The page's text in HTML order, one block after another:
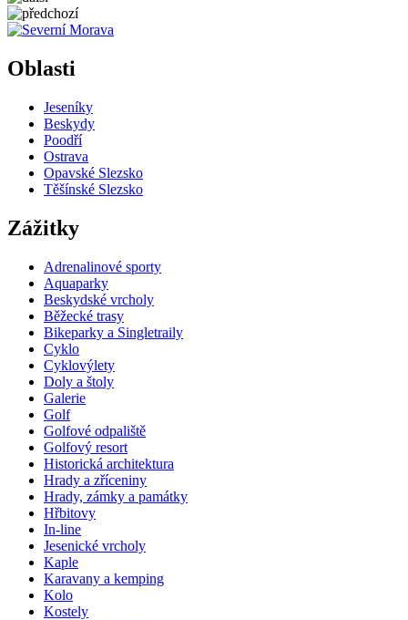
−
5 km
Oblasti
Jeseníky
Beskydy
Poodří
Ostrava
Opavské Slezsko
Těšínské Slezsko
Zážitky
Adrenalinové sporty
Aquaparky
Beskydské vrcholy
Běžecké trasy
Bikeparky a Singletraily
Cyklo
Cyklovýlety
Doly a štoly
Galerie
Golf
Golfové odpaliště
Golfový resort
Historická architektura
Hrady a zříceniny
Hrady, zámky a památky
Hřbitovy
In-line
Jesenické vrcholy
Kaple
Karavany a kemping
Kolo
Kostely